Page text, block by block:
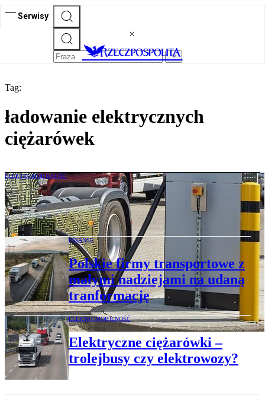
Serwisy
Tag:
ładowanie elektrycznych
ciężarówek
ELEKTROMOBILNOŚĆ
Przewoźnicy: elektryk to za duże ryzyko
FINANSE
Polskie firmy transportowe z
małymi nadziejami na udaną
tranformację
ELEKTROMOBILNOŚĆ
Elektryczne ciężarówki –
trolejbusy czy elektrowozy?